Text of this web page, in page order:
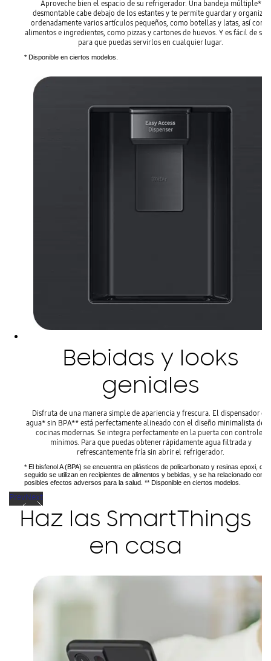
Aproveche bien el espacio de su refrigerador. Una bandeja múltiple*
desmontable cabe debajo de los estantes y te permite guardar y organizar
ordenadamente varios artículos pequeños, como botellas y latas, así como
alimentos e ingredientes, como pizzas y cartones de huevos. Y es fácil de
para que puedas servirlos en cualquier lugar.
* Disponible en ciertos modelos.
Bebidas y looks
geniales
Disfruta de una manera simple de apariencia y frescura. El dispensador de
agua* sin BPA** está perfectamente alineado con el diseño minimalista de
cocinas modernas. Se integra perfectamente en la puerta con controles
mínimos. Para que puedas obtener rápidamente agua filtrada y
refrescantemente fría sin abrir el refrigerador.
* El bisfenol A (BPA) se encuentra en plásticos de policarbonato y resinas epoxi, que
seguido se utilizan en recipientes de alimentos y bebidas, y se ha relacionado con
posibles efectos adversos para la salud. ** Disponible en ciertos modelos.
PrevNext
Haz las SmartThings
en casa